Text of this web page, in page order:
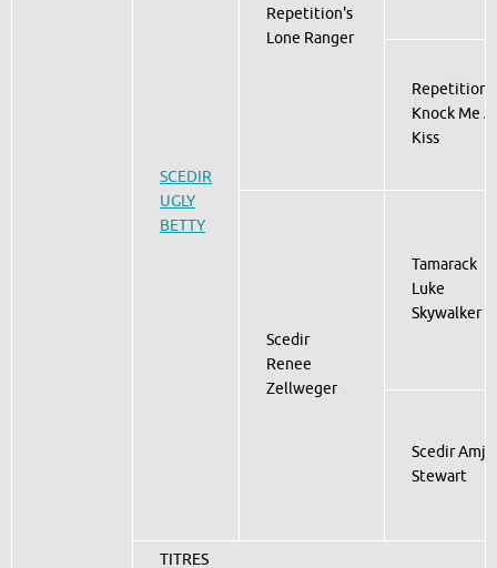
SCEDIR
UGLY
BETTY
Repetition's
Lone Ranger
Repetition's
Knock Me A
Kiss
Scedir
Renee
Zellweger
Tamarack
Luke
Skywalker
Scedir Amj
Stewart
TITRES